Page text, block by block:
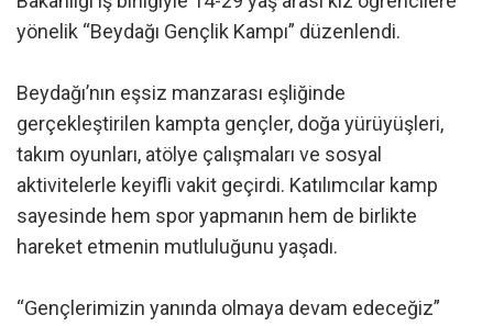
yönelik “Beydağı Gençlik Kampı” düzenlendi.
Beydağı’nın eşsiz manzarası eşliğinde
gerçekleştirilen kampta gençler, doğa yürüyüşleri,
takım oyunları, atölye çalışmaları ve sosyal
aktivitelerle keyifli vakit geçirdi. Katılımcılar kamp
sayesinde hem spor yapmanın hem de birlikte
hareket etmenin mutluluğunu yaşadı.
“Gençlerimizin yanında olmaya devam edeceğiz”